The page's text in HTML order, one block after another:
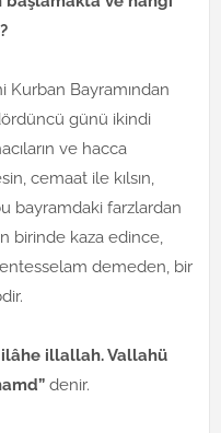
Bayramından
günü ikindi
ve hacca
cemaat ile kılsın,
bayramdaki farzlardan
birinde kaza edince,
demeden, bir
illallah. Vallahü
denir.